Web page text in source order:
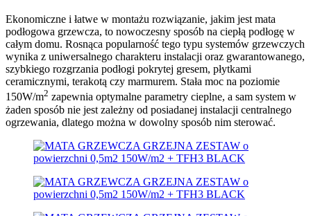
Ekonomiczne i łatwe w montażu rozwiązanie, jakim jest mata
podłogowa grzewcza, to nowoczesny sposób na ciepłą podłogę w
całym domu. Rosnąca popularność tego typu systemów grzewczych
wynika z uniwersalnego charakteru instalacji oraz gwarantowanego,
szybkiego rozgrzania podłogi pokrytej gresem, płytkami
ceramicznymi, terakotą czy marmurem. Stała moc na poziomie
150W/m2 zapewnia optymalne parametry cieplne, a sam system w
żaden sposób nie jest zależny od posiadanej instalacji centralnego
ogrzewania, dlatego można w dowolny sposób nim sterować.